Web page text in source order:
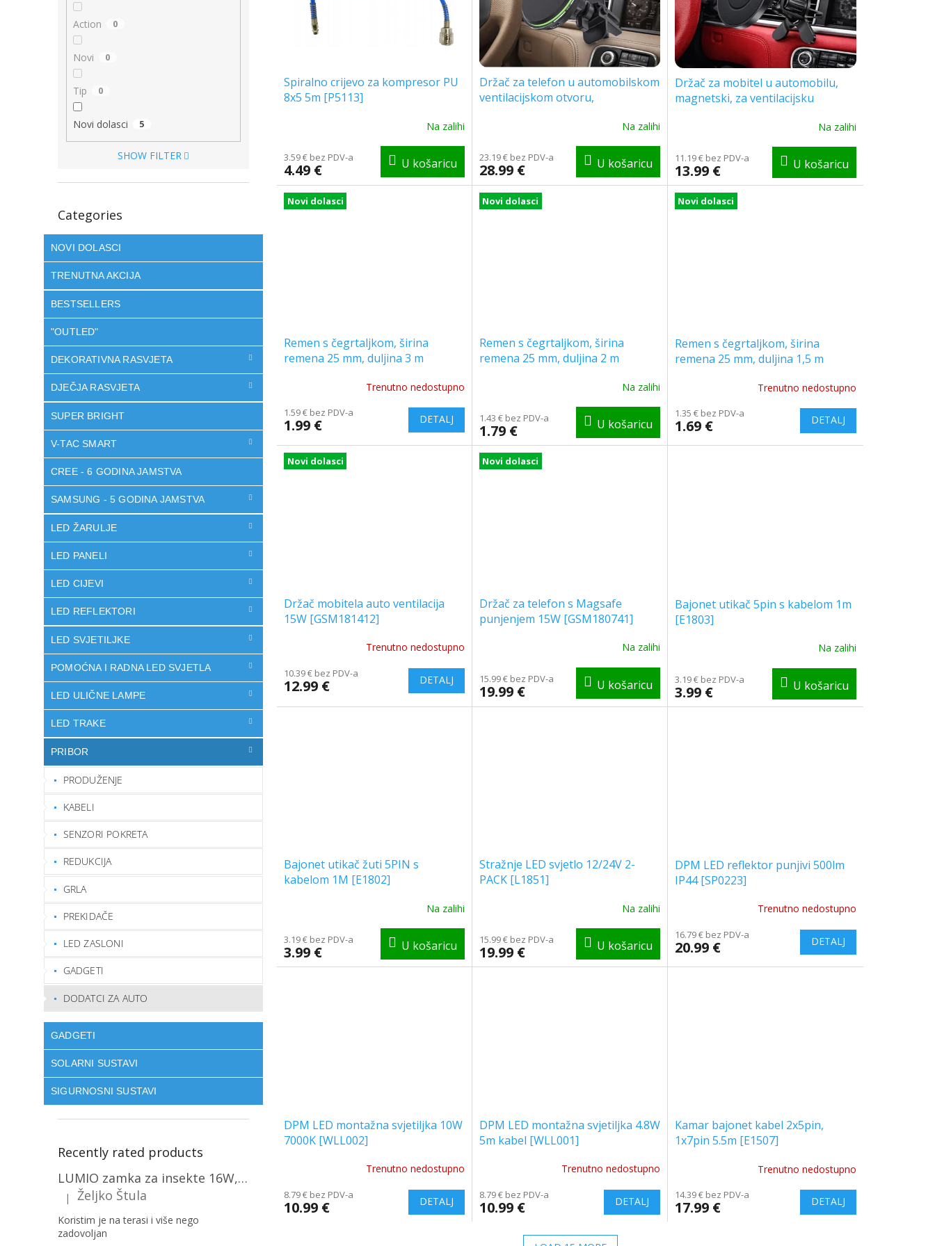
Action 0
Novi 0
Tip 0
Novi dolasci 5
SHOW FILTER
categories
Categories
NOVI DOLASCI
TRENUTNA AKCIJA
BESTSELLERS
"OUTLED"
DEKORATIVNA RASVJETA
DJEČJA RASVJETA
SUPER BRIGHT
V-TAC SMART
CREE - 6 GODINA JAMSTVA
SAMSUNG - 5 GODINA JAMSTVA
LED ŽARULJE
LED PANELI
LED CIJEVI
LED REFLEKTORI
LED SVJETILJKE
POMOĆNA I RADNA LED SVJETLA
LED ULIČNE LAMPE
LED TRAKE
PRIBOR
PRODUŽENJE
KABELI
SENZORI POKRETA
REDUKCIJA
GRLA
PREKIDAČE
LED ZASLONI
GADGETI
DODATCI ZA AUTO
GADGETI
SOLARNI SUSTAVI
SIGURNOSNI SUSTAVI
Recently rated products
LUMIO zamka za insekte 16W, 1+1 gratis! [MKE004]
The product rating is 5 out of 5 stars.
| Željko Štula
Koristim je na terasi i više nego
zadovoljan
guSpiralno crijevo za kompresor PU
8x5 5m [P5113]
Na zalihi
3.59 € bez PDV-a
4.49 €
Držač za telefon u automobilskom
ventilacijskom otvoru,
punjenjem, 15W [GSM185142]Na zalihi
23.19 € bez PDV-a
28.99 €
Držač za mobitel u automobilu,
magnetski, za ventilacijsku
Na zalihi
11.19 € bez PDV-a
13.99 €
Novi dolasci
Remen s čegrtaljkom, širina
remena 25 mm, duljina 3 m
Trenutno nedostupno
1.59 € bez PDV-a
1.99 €
Novi dolasci
Remen s čegrtaljkom, širina
remena 25 mm, duljina 2 m
Na zalihi
1.43 € bez PDV-a
1.79 €
Novi dolasci
Remen s čegrtaljkom, širina
remena 25 mm, duljina 1,5 m
Trenutno nedostupno
1.35 € bez PDV-a
1.69 €
Novi dolasci
Držač mobitela auto ventilacija
15W [GSM181412]
Trenutno nedostupno
10.39 € bez PDV-a
12.99 €
Novi dolasci
Držač za telefon s Magsafe
punjenjem 15W [GSM180741]
Na zalihi
15.99 € bez PDV-a
19.99 €
Bajonet utikač 5pin s kabelom 1m
[E1803]
Na zalihi
3.19 € bez PDV-a
3.99 €
Bajonet utikač žuti 5PIN s
kabelom 1M [E1802]
Na zalihi
3.19 € bez PDV-a
3.99 €
Stražnje LED svjetlo 12/24V 2-
PACK [L1851]
Na zalihi
15.99 € bez PDV-a
19.99 €
DPM LED reflektor punjivi 500lm
IP44 [SP0223]
Trenutno nedostupno
16.79 € bez PDV-a
20.99 €
DPM LED montažna svjetiljka 10W
7000K [WLL002]
Trenutno nedostupno
8.79 € bez PDV-a
10.99 €
DPM LED montažna svjetiljka 4.8W
5m kabel [WLL001]
Trenutno nedostupno
8.79 € bez PDV-a
10.99 €
Kamar bajonet kabel 2x5pin,
1x7pin 5.5m [E1507]
Trenutno nedostupno
14.39 € bez PDV-a
17.99 €